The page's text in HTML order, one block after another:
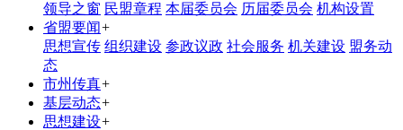
领导之窗 民盟章程 本届委员会 历届委员会 机构设置
省盟要闻+
思想宣传 组织建设 参政议政 社会服务 机关建设 盟务动
态
市州传真+
基层动态+
思想建设+